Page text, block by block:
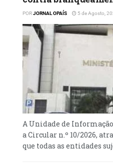
PORJORNAL OPAÍS 5 de Agosto,
A Unidade de
a Circular n.º 10/2026,
que todas as entidades